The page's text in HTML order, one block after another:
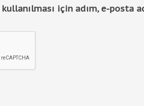
için adım, e-posta